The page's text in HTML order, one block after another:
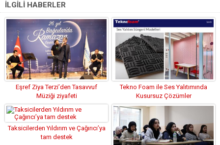
İLGİLİ HABERLER
Eşref Ziya Terzi’den Tasavvuf
Müziği ziyafeti
Tekno Foam ile Ses Yalıtımında
Kusursuz Çözümler
Taksicilerden Yıldırım ve Çağırıcı’ya
tam destek